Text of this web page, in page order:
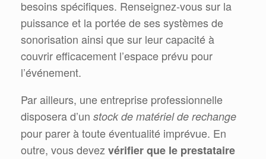
besoins spécifiques. Renseignez-vous sur la
puissance et la portée de ses systèmes de
sonorisation ainsi que sur leur capacité à
couvrir efficacement l’espace prévu pour
l’événement.
Par ailleurs, une entreprise professionnelle
disposera d’un stock de matériel de rechange
pour parer à toute éventualité imprévue. En
outre, vous devezvérifier que le prestataire